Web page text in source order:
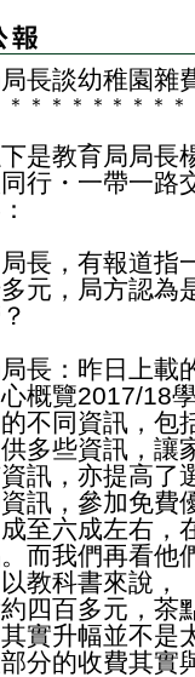
長談幼稚園雜
＊ ＊ ＊ ＊ ＊ ＊ ＊ ＊ ＊
教育局局長楊
行・一帶一路
長，有報道指
元，局方認為
長：昨日上載
概覽2017/18
不同資訊，包
多些資訊，讓
訊，亦提高了
訊，參加免費
至六成左右，
而我們再看他
教科書來說，
四百多元，茶
實升幅並不是
分的收費其實